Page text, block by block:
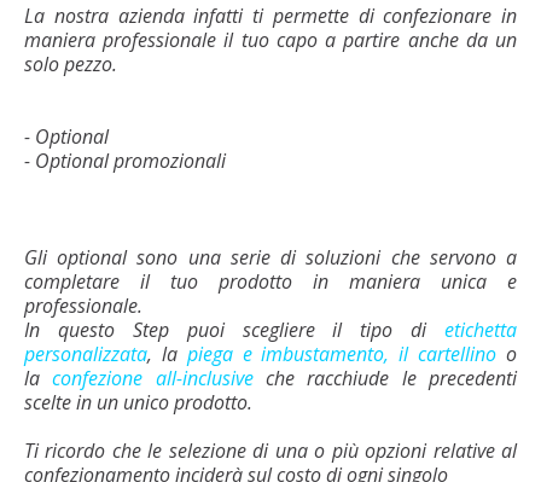
La nostra azienda infatti ti permette di confezionare in
maniera professionale il tuo capo a partire anche da un
solo pezzo.
- Optional
- Optional promozionali
Gli optional sono una serie di soluzioni che servono a
completare il tuo prodotto in maniera unica e
professionale.
In questo Step puoi scegliere il tipo di etichetta
personalizzata, la piega e imbustamento, il cartellino o
laconfezione all-inclusiveche racchiude le precedenti
scelte in un unico prodotto.
Ti ricordo che le selezione di una o più opzioni relative al
confezionamento inciderà sul costo di ogni singolo